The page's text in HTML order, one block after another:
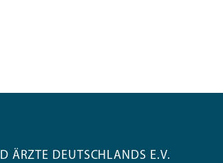
ÄRZTE DEUTSCHLANDS E.V.